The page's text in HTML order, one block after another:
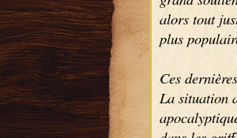
alors tout
plus
Ces
La situation